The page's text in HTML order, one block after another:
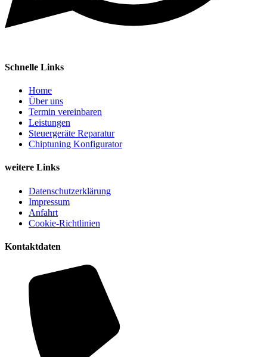
Schnelle Links
Home
Über uns
Termin vereinbaren
Leistungen
Steuergeräte Reparatur
Chiptuning Konfigurator
weitere Links
Datenschutzerklärung
Impressum
Anfahrt
Cookie-Richtlinien
Kontaktdaten